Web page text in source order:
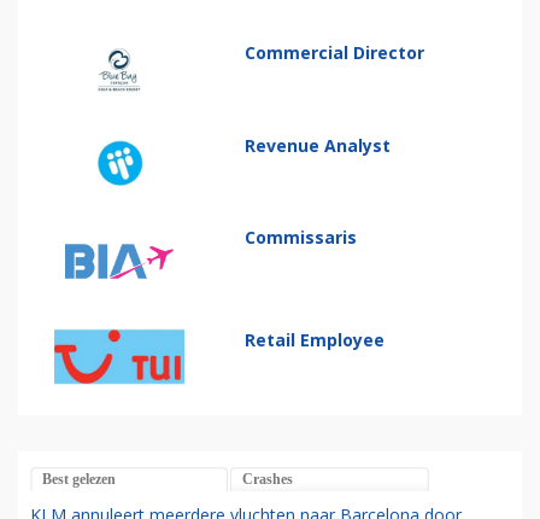
Commercial Director
Revenue Analyst
Commissaris
Retail Employee
Best gelezen Crashes